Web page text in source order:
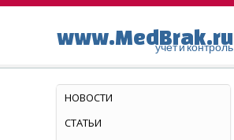
www.MedBrak.ru
учет и контроль
НОВОСТИ
СТАТЬИ